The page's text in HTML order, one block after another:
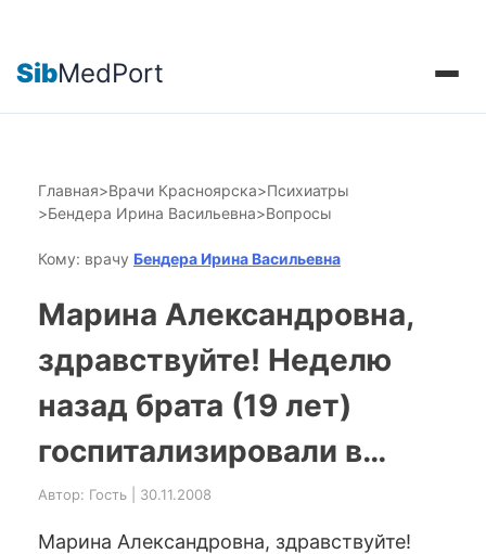
SibMedPort
Главная>Врачи Красноярска>Психиатры
>Бендера Ирина Васильевна>Вопросы
Кому: врачу Бендера Ирина Васильевна
Марина Александровна,
здравствуйте! Неделю
назад брата (19 лет)
госпитализировали в…
Автор: Гость | 30.11.2008
Марина Александровна, здравствуйте!